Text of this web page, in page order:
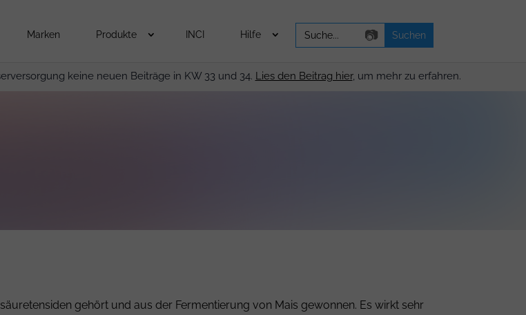
Marken Produkte INCI Hilfe
Search
for:
📷
keine neuen Beiträge in KW 33 und 34. Lies den Beitrag hier, um mehr zu erfahren.
gehört und aus der Fermentierung von Mais gewonnen. Es wirkt sehr